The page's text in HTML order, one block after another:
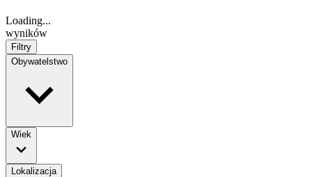
Loading...
wyników
Filtry
Obywatelstwo
Wiek
Lokalizacja